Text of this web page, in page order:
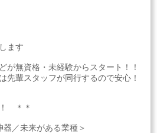
ます
無資格・未経験からスタート！！
先輩スタッフが同行するので安心！
＊＊
器／未来がある業種＞